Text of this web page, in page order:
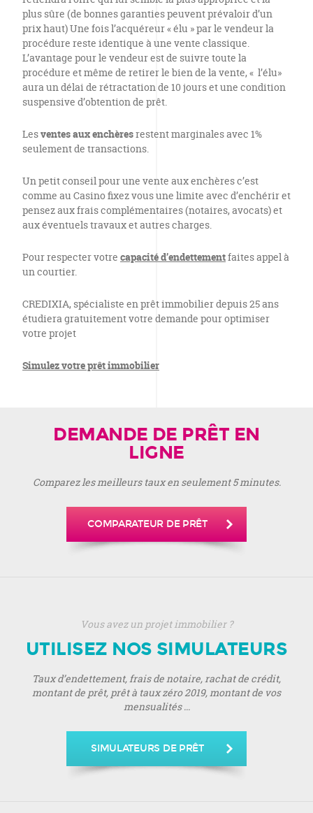
plus sûre (de bonnes garanties peuvent prévaloir d’un
prix haut) Une fois l’acquéreur « élu » par le vendeur la
procédure reste identique à une vente classique.
L’avantage pour le vendeur est de suivre toute la
procédure et même de retirer le bien de la vente, « l’élu»
aura un délai de rétractation de 10 jours et une condition
suspensive d’obtention de prêt.
Lesventes aux enchèresrestent marginales avec 1%
seulement de transactions.
Un petit conseil pour une vente aux enchères c’est
comme au Casino fixez vous une limite avec d’enchérir et
pensez aux frais complémentaires (notaires, avocats) et
aux éventuels travaux et autres charges.
Pour respecter votre capacité d’endettementfaites appel à
un courtier.
CREDIXIA, spécialiste en prêt immobilier depuis 25 ans
étudiera gratuitement votre demande pour optimiser
votre projet
Simulez votre prêt immobilier
DEMANDE DE PRÊT EN
LIGNE
Comparez les meilleurs taux en seulement 5 minutes.
COMPARATEUR DE PRÊT
Vous avez un projet immobilier ?
UTILISEZ NOS SIMULATEURS
Taux d’endettement, frais de notaire, rachat de crédit,
montant de prêt, prêt à taux zéro 2019, montant de vos
mensualités ...
SIMULATEURS DE PRÊT